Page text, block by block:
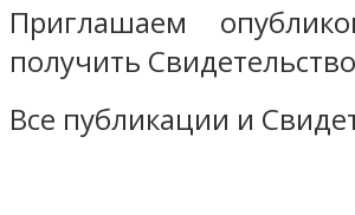
Приглашаем
получить
Все публикации и